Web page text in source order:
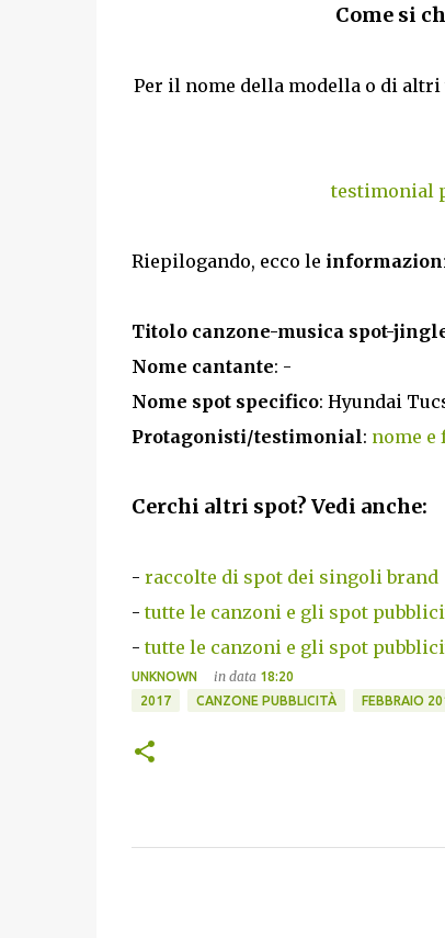
Come si
Per il nome della modella o di
testimonial
Riepilogando, ecco le
Titolo canzone-musica spot-
Nome cantante: -
Nome spot specifico: Hyundai
Protagonisti/testimonial: nome e
Cerchi altri spot? Vedi anche:
- raccolte di spot dei singoli brand
-tutte le canzoni e gli spot
-tutte le canzoni e gli spot
UNKNOWN in data 18:20
2017
CANZONE PUBBLICITÀ FEBBRAIO